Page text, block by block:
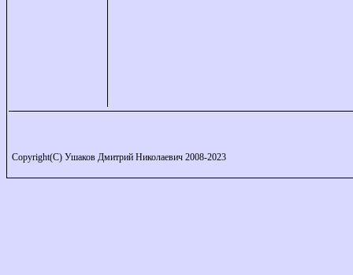
Copyright(C) Ушаков Дмитрий Николаевич 2008-2023